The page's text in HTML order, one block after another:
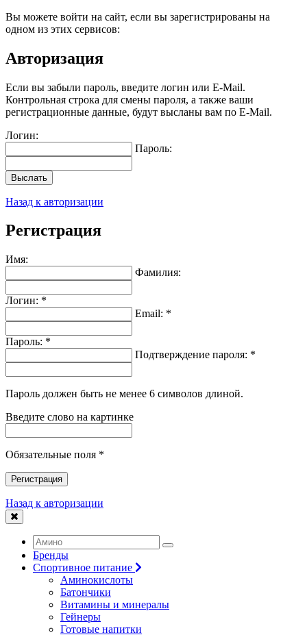
Вы можете войти на сайт, если вы зарегистрированы на
одном из этих сервисов:
Авторизация
Если вы забыли пароль, введите логин или E-Mail.
Контрольная строка для смены пароля, а также ваши
регистрационные данные, будут высланы вам по E-Mail.
Логин:
Пароль:
Выслать
Назад к авторизации
Регистрация
Имя:
Фамилия:
Логин: *
Email: *
Пароль: *
Подтверждение пароля: *
Пароль должен быть не менее 6 символов длиной.
Введите слово на картинке
Обязательные поля *
Регистрация
Назад к авторизации
Бренды
Спортивное питание
Аминокислоты
Батончики
Витамины и минералы
Гейнеры
Готовые напитки